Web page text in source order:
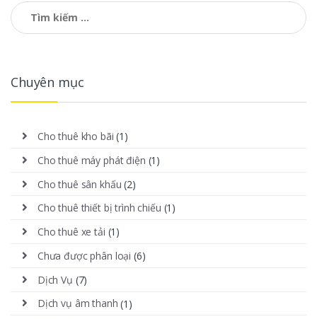
Tìm kiếm cho:
Chuyên mục
Cho thuê kho bãi (1)
Cho thuê máy phát điện (1)
Cho thuê sân khấu (2)
Cho thuê thiết bị trình chiếu (1)
Cho thuê xe tải (1)
Chưa được phân loại (6)
Dịch Vụ (7)
Dịch vụ âm thanh (1)